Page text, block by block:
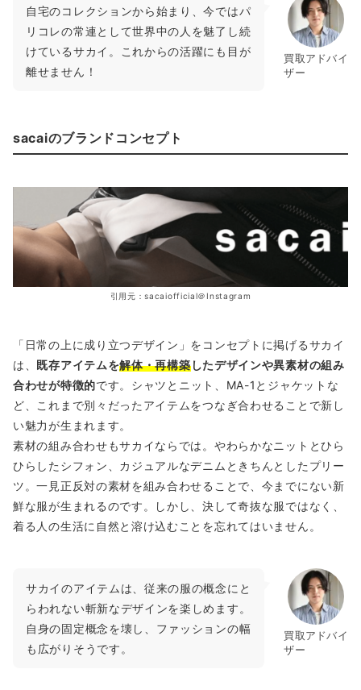
買取アドバイ
ザー
自宅のコレクションから始まり、今ではパ
リコレの常連として世界中の人を魅了し続
けているサカイ。これからの活躍にも目が
離せません！
sacaiのブランドコンセプト
引用元：sacaiofficial＠Instagram
「日常の上に成り立つデザイン」をコンセプトに掲げるサカイ
は、 既存アイテムを解体・再構築したデザインや異素材の組み
合わせが特徴的です。シャツとニット、MA-1とジャケットな
ど、これまで別々だったアイテムをつなぎ合わせることで新し
い魅力が生まれます。
素材の組み合わせもサカイならでは。やわらかなニットとひら
ひらしたシフォン、カジュアルなデニムときちんとしたプリー
ツ。一見正反対の素材を組み合わせることで、今までにない新
鮮な服が生まれるのです。しかし、決して奇抜な服ではなく、
着る人の生活に自然と溶け込むことを忘れてはいません。
買取アドバイ
ザー
サカイのアイテムは、従来の服の概念にと
らわれない斬新なデザインを楽しめます。
自身の固定概念を壊し、ファッションの幅
も広がりそうです。